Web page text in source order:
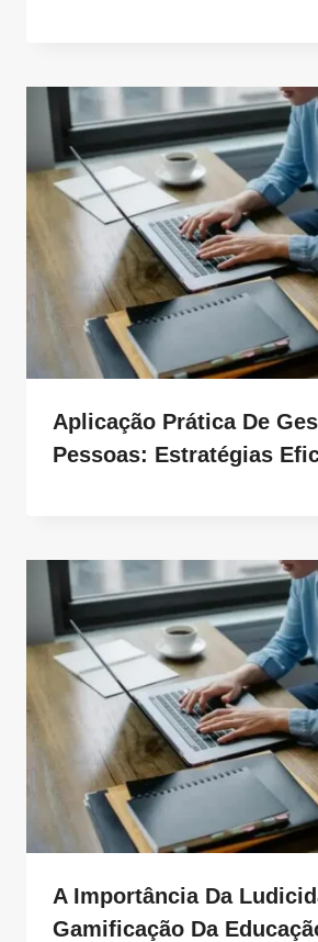
Aplicação Prática De
Pessoas: Estratégias
A Importância Da
Gamificação Da